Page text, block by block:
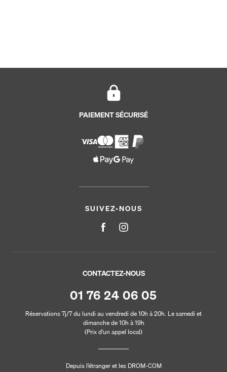
PAIEMENT SÉCURISÉ
SUIVEZ-NOUS
CONTACTEZ-NOUS
01 76 24 06 05
Réservations 7j/7 du lundi au vendredi de 10h à 20h. Le samedi et
dimanche de 10h à 19h
(Prix d'un appel local)
Depuis l’étranger et les DROM-COM